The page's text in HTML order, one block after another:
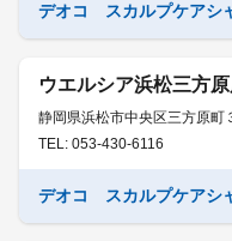
デオコ スカルプケアシ
ウエルシア浜松三方
静岡県浜松市中央区三方原町
TEL: 053-430-6116
デオコ スカルプケアシ